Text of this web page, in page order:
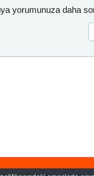
yorumunuza daha